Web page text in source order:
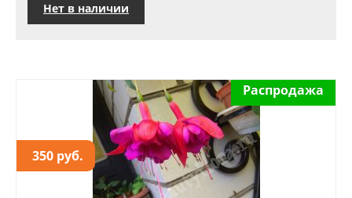
Нет в наличии
350 руб.
Распродажа